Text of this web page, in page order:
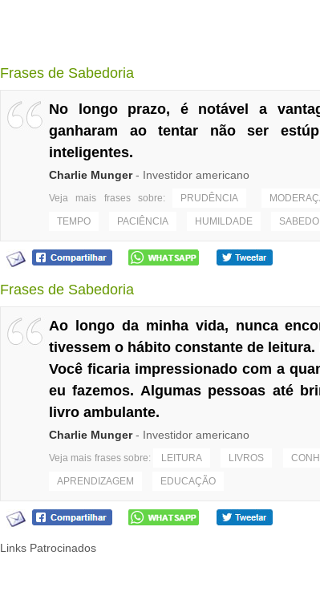
Frases de Sabedoria
No longo prazo, é notável a
ganharam ao tentar não ser
inteligentes.
Charlie Munger- Investidor americano
Veja mais frases sobre: PRUDÊNCIA
TEMPO PACIÊNCIA HUMILDADE
Frases de Sabedoria
Ao longo da minha vida, nunca
tivessem o hábito constante de
Você ficaria impressionado com a
eu fazemos. Algumas pessoas até
livro ambulante.
Charlie Munger- Investidor americano
Veja mais frases sobre: LEITURA LIVROS
APRENDIZAGEM EDUCAÇÃO
Links Patrocinados